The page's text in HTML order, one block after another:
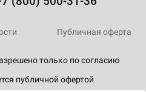
только по согласию
публичной офертой
Публичная оферта